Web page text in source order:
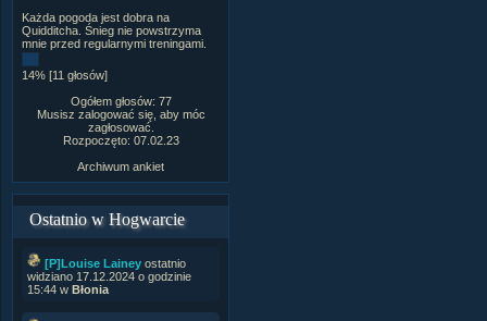
Każda pogoda jest dobra na
Quidditcha. Śnieg nie powstrzyma
mnie przed regularnymi treningami.
14% [11 głosów]
Ogółem głosów: 77
Musisz zalogować się, aby móc
zagłosować.
Rozpoczęto: 07.02.23
Archiwum ankiet
Ostatnio w Hogwarcie
[P]Louise Lainey ostatnio
widziano 17.12.2024 o godzinie
15:44 w Błonia